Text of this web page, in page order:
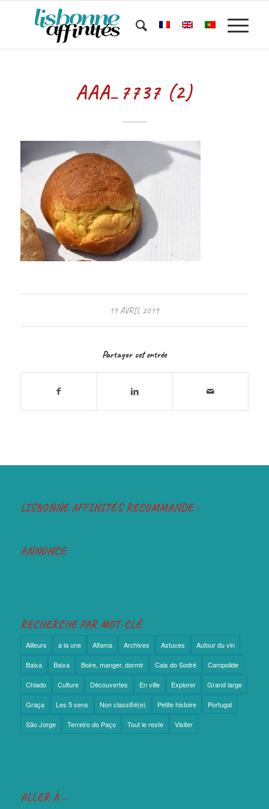
AAA_7737 (2)
19 AVRIL 2019
Partager cet entrée
LISBONNE AFFINITÉS RECOMMANDE :
ANNONCE
RECHERCHE PAR MOT-CLÉ
Ailleurs a la une Alfama Archives Astuces Autour du vin
Baixa Baixa Boire, manger, dormir Cais do Sodré Campolide
Chiado Culture Découvertes En ville Explorer Grand large
Graça Les 5 sens Non classifié(e) Petite histoire Portugal
São Jorge Terreiro do Paço Tout le reste Visiter
ALLER À …